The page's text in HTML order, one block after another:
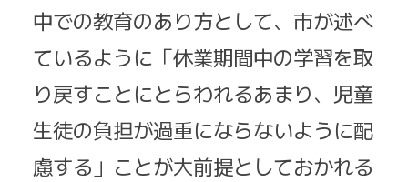
中での教育のあり方として、市が述べ
ているように「休業期間中の学習を取
り戻すことにとらわれるあまり、児童
生徒の負担が過重にならないように配
慮する」ことが大前提としておかれる